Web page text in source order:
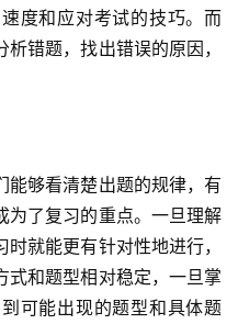
度和应对考试的技巧。而
错题，找出错误的原因，
能够看清楚出题的规律，有
为了复习的重点。一旦理解
就能更有针对性地进行，
式和题型相对稳定，一旦掌
可能出现的题型和具体题